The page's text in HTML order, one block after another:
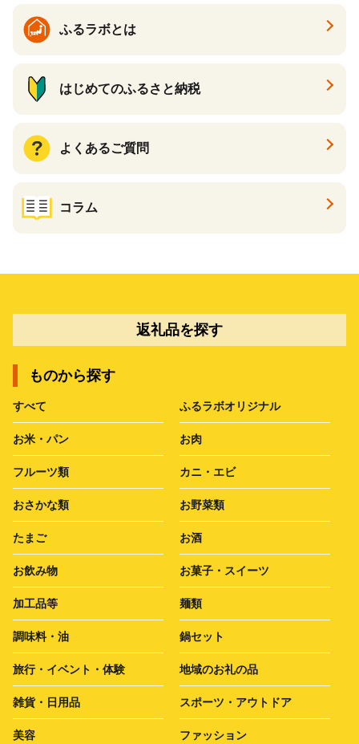
ふるラボとは
はじめてのふるさと納税
よくあるご質問
コラム
返礼品を探す
ものから探す
すべて ふるラボオリジナル
お米・パン お肉
フルーツ類 カニ・エビ
おさかな類 お野菜類
たまご お酒
お飲み物 お菓子・スイーツ
加工品等 麺類
調味料・油 鍋セット
旅行・イベント・体験 地域のお礼の品
雑貨・日用品 スポーツ・アウトドア
美容 ファッション